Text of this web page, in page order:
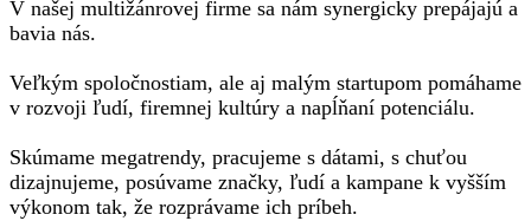
V našej multižánrovej firme sa nám synergicky prepájajú a
bavia nás.
Veľkým spoločnostiam, ale aj malým startupom pomáhame
v rozvoji ľudí, firemnej kultúry a napĺňaní potenciálu.
Skúmame megatrendy, pracujeme s dátami, s chuťou
dizajnujeme, posúvame značky, ľudí a kampane k vyšším
výkonom tak, že rozprávame ich príbeh.